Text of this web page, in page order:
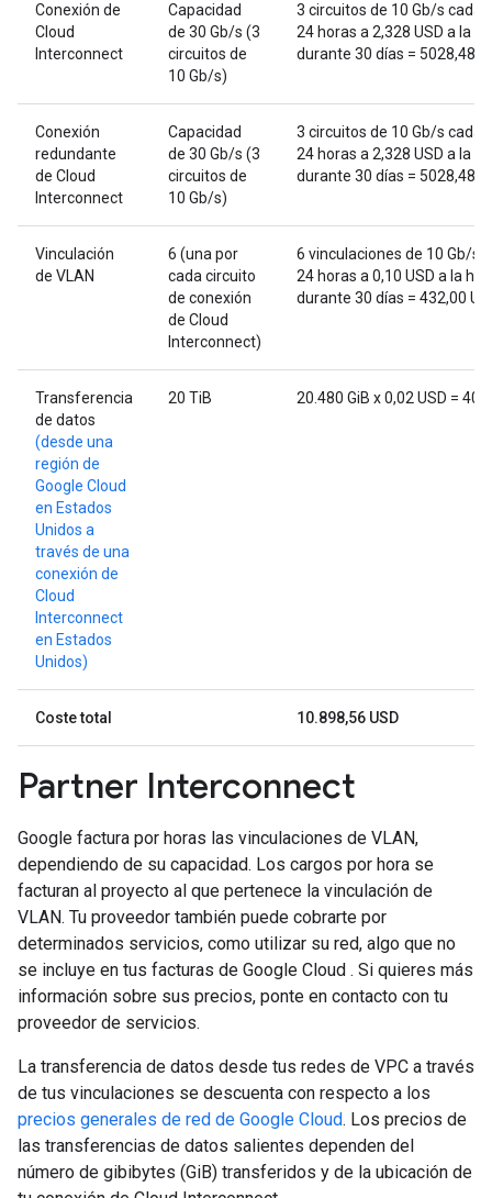
Conexión de
Cloud
Interconnect
Capacidad
de 30 Gb/s (3
circuitos de
10 Gb/s)
3 circuitos de 10 Gb/s cada
24 horas a 2,328 USD a la
durante 30 días = 5028,48
Conexión
redundante
de Cloud
Interconnect
Capacidad
de 30 Gb/s (3
circuitos de
10 Gb/s)
3 circuitos de 10 Gb/s cada
24 horas a 2,328 USD a la
durante 30 días = 5028,48
Vinculación
de VLAN
6 (una por
cada circuito
de conexión
de Cloud
Interconnect)
6 vinculaciones de 10 Gb/s
24 horas a 0,10 USD a la
durante 30 días = 432,00
Transferencia
de datos
(desde una
región de
Google Cloud
en Estados
Unidos a
través de una
conexión de
Cloud
Interconnect
en Estados
Unidos)
20 TiB 20.480 GiB x 0,02 USD =
Coste total 10.898,56 USD
Partner Interconnect
Google factura por horas las vinculaciones de VLAN,
dependiendo de su capacidad. Los cargos por hora se
facturan al proyecto al que pertenece la vinculación de
VLAN. Tu proveedor también puede cobrarte por
determinados servicios, como utilizar su red, algo que no
se incluye en tus facturas de Google Cloud . Si quieres más
información sobre sus precios, ponte en contacto con tu
proveedor de servicios.
La transferencia de datos desde tus redes de VPC a través
de tus vinculaciones se descuenta con respecto a los
precios generales de red de Google Cloud. Los precios de
las transferencias de datos salientes dependen del
número de gibibytes (GiB) transferidos y de la ubicación de